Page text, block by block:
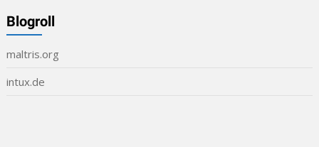
Blogroll
maltris.org
intux.de